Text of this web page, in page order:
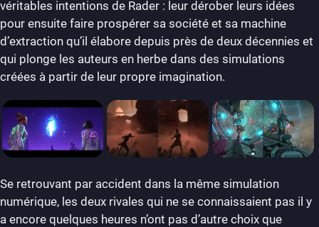
véritables intentions de Rader : leur dérober leurs idées
pour ensuite faire prospérer sa société et sa machine
d’extraction qu’il élabore depuis près de deux décennies et
qui plonge les auteurs en herbe dans des simulations
créées à partir de leur propre imagination.
Se retrouvant par accident dans la même simulation
numérique, les deux rivales qui ne se connaissaient pas il y
a encore quelques heures n’ont pas d’autre choix que